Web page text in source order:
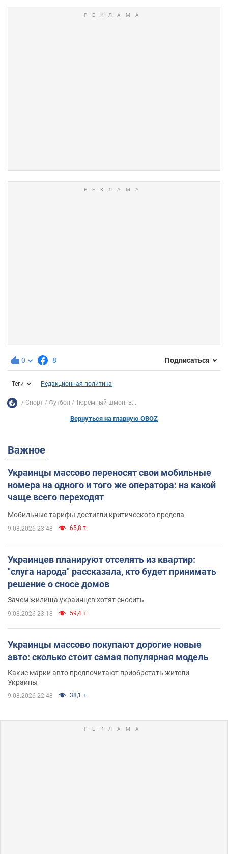
0 8 Подписаться
Теги Редакционная политика
Спорт Футбол Тюремный шмон: в...
Вернуться на главную OBOZ
Важное
Украинцы массово переносят свои мобильные
номера на одного и того же оператора: на какой
чаще всего переходят
Мобильные тарифы достигли критического предела
9.08.2026 23:48 65,8 т.
Украинцев планируют отселять из квартир:
"слуга народа" рассказала, кто будет принимать
решение о сносе домов
Зачем жилища украинцев хотят сносить
9.08.2026 23:18 59,4 т.
Украинцы массово покупают дорогие новые
авто: сколько стоит самая популярная модель
Какие марки авто предпочитают приобретать жители
Украины
9.08.2026 22:48 38,1 т.